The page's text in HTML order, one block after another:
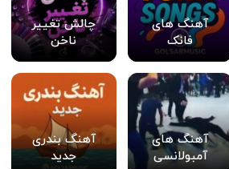
آهنگ های
فانک
چالش تغییر
ناخن
آهنگ های
آمبولانسی
آهنگ بندری
جدید